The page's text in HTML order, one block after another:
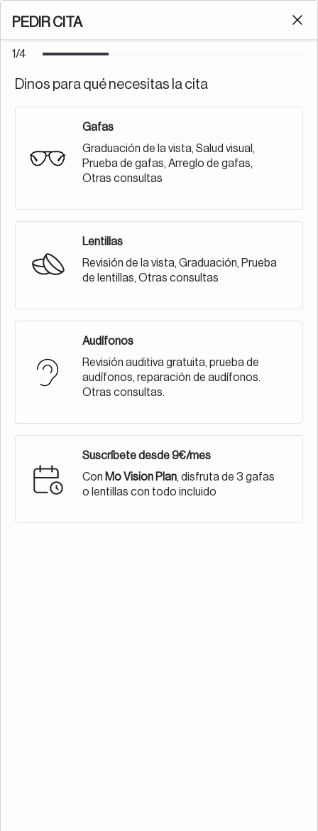
PEDIR CITA
1/4
Dinos para qué necesitas la cita
Gafas
Graduación de la vista, Salud visual,
Prueba de gafas, Arreglo de gafas,
Otras consultas
Lentillas
Revisión de la vista, Graduación, Prueba
de lentillas, Otras consultas
Audífonos
Revisión auditiva gratuita, prueba de
audífonos, reparación de audífonos.
Otras consultas.
Suscríbete desde 9€/mes
Con Mo Vision Plan, disfruta de 3 gafas
o lentillas con todo incluido